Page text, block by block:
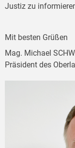
Justiz zu
Mit besten Grüßen
Mag. Michael
Präsident des